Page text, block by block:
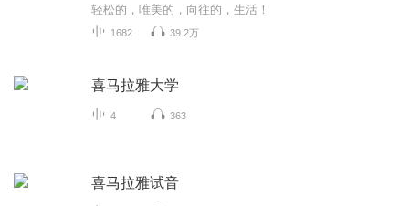
轻松的，唯美的，向往的，生活！
1682 39.2万
喜马拉雅大学
4 363
喜马拉雅试音